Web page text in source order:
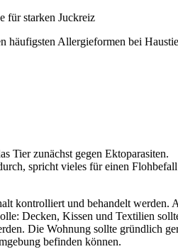
für starken Juckreiz
häufigsten Allergieformen bei
Tier zunächst gegen Ektoparasiten.
spricht vieles für einen
kontrolliert und behandelt werden.
Decken, Kissen und Textilien
Die Wohnung sollte gründlich
befinden können.